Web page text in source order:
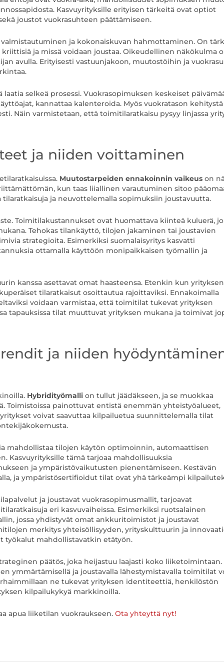
Kasvuyrityksille erityisen tärkeitä ovat optiot
joustot vuokrasuhteen päättämiseen.
ja kokonaiskuvan hahmottaminen. On
ja missä voidaan joustaa. Oikeudellinen näkökulma
avulla. Erityisesti vastuunjakoon, muutostöihin ja
selkeä prosessi. Vuokrasopimuksen keskeiset
kannattaa kalenteroida. Myös vuokratason kehitystä
Näin varmistetaan, että toimitilaratkaisu pysyy linjassa
ja niiden voittaminen
Muutostarpeiden ennakoinnin vaikeus on
kun taas liiallinen varautuminen sitoo
ja neuvottelemalla sopimuksiin joustavuutta.
Toimitilakustannukset ovat huomattava kiinteä kuluerä,
Tehokas tilankäyttö, tilojen jakaminen tai joustavien
strategioita. Esimerkiksi suomalaisyritys kasvatti
ottamalla käyttöön monipaikkaisen työmallin ja
kanssa asettavat omat haasteensa. Etenkin kun yrityksen
tilaratkaisut osoittautua rajoittaviksi. Ennakoimalla
voidaan varmistaa, että toimitilat tukevat yrityksen
tapauksissa tilat muuttuvat yrityksen mukana ja toimivat
ja niiden
Hybridityömalli on tullut jäädäkseen, ja se muokkaa
painottuvat entistä enemmän yhteistyöalueet,
voivat saavuttaa kilpailuetua suunnittelemalla tilat
mahdollistaa tilojen käytön optimoinnin, automaattisen
Kasvuyrityksille tämä tarjoaa mahdollisuuksia
ja ympäristövaikutusten pienentämiseen. Kestävän
ja ympäristösertifioidut tilat ovat yhä tärkeämpi
ja joustavat vuokrasopimusmallit, tarjoavat
eri kasvuvaiheissa. Esimerkiksi ruotsalainen
jossa yhdistyvät omat ankkuritoimistot ja joustavat
merkitys yhteisöllisyyden, yrityskulttuurin ja
työkalut mahdollistavatkin etätyön.
päätös, joka heijastuu laajasti koko liiketoimintaan.
ymmärtämisellä ja joustavalla lähestymistavalla toimitilat
ne tukevat yrityksen identiteettiä, henkilöstön
kilpailukykyä markkinoilla.
apua liiketilan vuokraukseen. Ota yhteyttä nyt!